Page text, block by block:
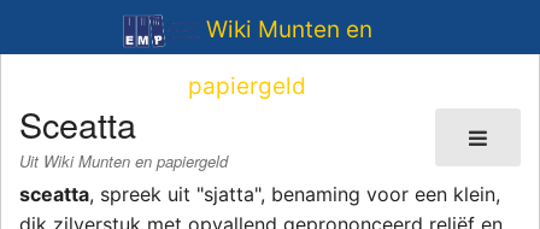
Wiki Munten en
papiergeld
Sceatta
Uit Wiki Munten en papiergeld
sceatta, spreek uit "sjatta", benaming voor een klein,